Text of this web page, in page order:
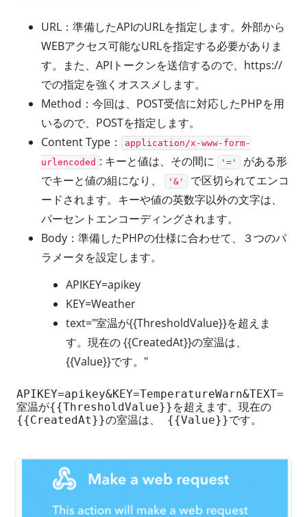
URL：準備したAPIのURLを指定します。外部から
WEBアクセス可能なURLを指定する必要がありま
す。また、APIトークンを送信するので、https://
での指定を強くオススメします。
Method：今回は、POST受信に対応したPHPを用
いるので、POSTを指定します。
Content Type：
application/x-www-form-
urlencoded : キーと値は、その間に '='
がある形
でキーと値の組になり、
'&'
で区切られてエンコ
ードされます。キーや値の英数字以外の文字は、
パーセントエンコーディングされます。
Body：準備したPHPの仕様に合わせて、３つのパ
ラメータを設定します。
APIKEY=apikey
KEY=Weather
text="室温が{{ThresholdValue}}を超えま
す。現在の {{CreatedAt}}の室温は、
{{Value}}です。"
APIKEY=apikey&KEY=TemperatureWarn&TEXT=
室温が{{ThresholdValue}}を超えます。現在の
{{CreatedAt}}の室温は、 {{Value}}です。